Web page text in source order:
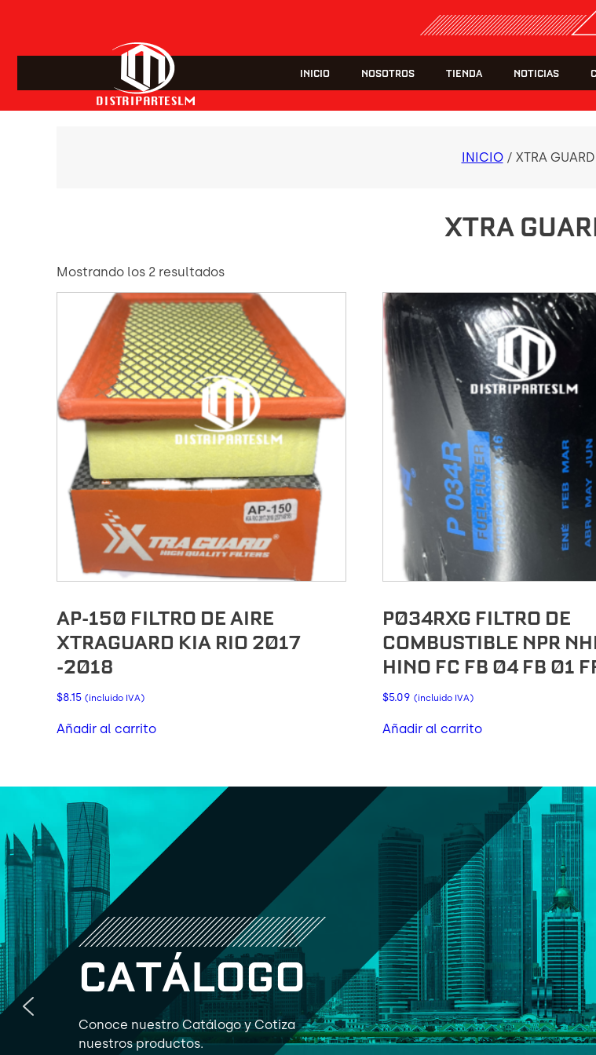
INICIO NOSOTROS TIENDA NOTICIAS
INICIO/ XTRA GUARD
XTRA
Mostrando los 2 resultados
AP-150 FILTRO DE AIRE
XTRAGUARD KIA RIO 2017
-2018
$8.15 (incluido IVA)
Añadir al carrito
P034RXG FILTRO DE
COMBUSTIBLE NPR
HINO FC FB 04 FB 01
$5.09 (incluido IVA)
Añadir al carrito
CATÁLOGO
Conoce nuestro Catálogo y Cotiza
nuestros productos.